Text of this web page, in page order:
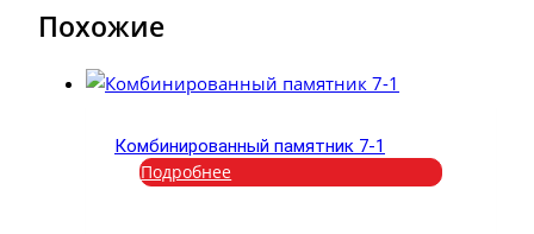
Похожие
Комбинированный памятник 7-1
Подробнее